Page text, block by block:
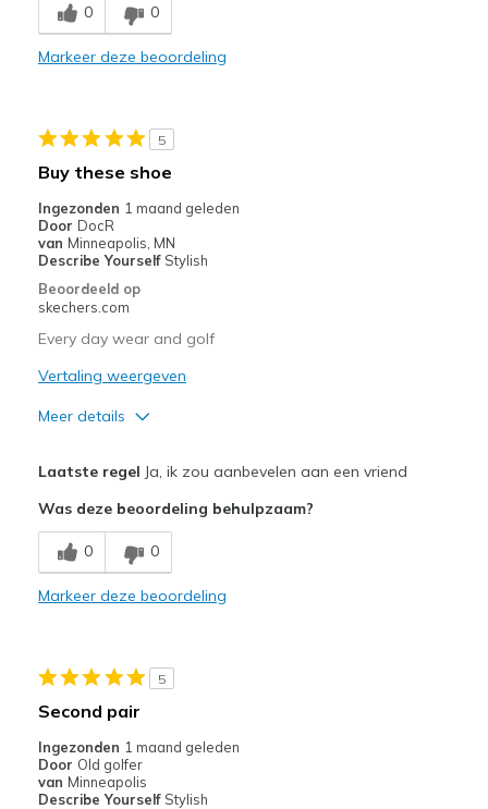
Comfortable
Beste toepassingen
Width
Feels true to width
Sizing
Feels true to size
View On Shoes
0 0
Markeer deze beoordeling
5
Buy these shoe
Ingezonden 1 maand geleden
Door DocR
van Minneapolis, MN
Describe Yourself Stylish
Beoordeeld op
skechers.com
Every day wear and golf
Vertaling weergeven
Meer details
Comfortable
Durable
Cushing is less than a lot of slipinʼs, but that
Beste toepassingen
Laatste regel Ja, ik zou aanbevelen aan een vriend
Was deze beoordeling behulpzaam?
0 0
Markeer deze beoordeling
5
Second pair
Ingezonden 1 maand geleden
Door Old golfer
van Minneapolis
Describe Yourself Stylish